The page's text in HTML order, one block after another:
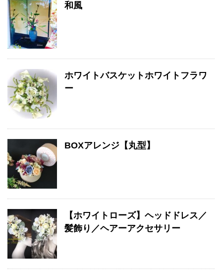
和風
ホワイトバスケットホワイトフラワ
ー
BOXアレンジ【丸型】
【ホワイトローズ】ヘッドドレス／
髪飾り／ヘアーアクセサリー